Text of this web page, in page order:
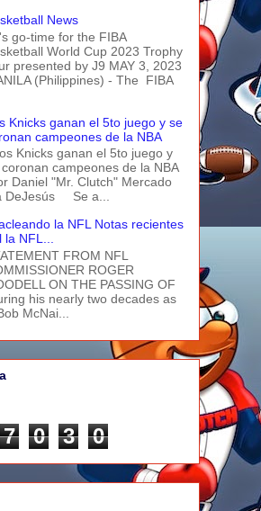
News
go-time for the FIBA
World Cup 2023 Trophy
presented by J9 MAY 3, 2023
(Philippines) - The FIBA
Knicks ganan el 5to juego y se
campeones de la NBA
Knicks ganan el 5to juego y
campeones de la NBA
Daniel "Mr. Clutch" Mercado
DeJesús Se a...
la NFL Notas recientes
la NFL...
FROM NFL
ROGER
ON THE PASSING OF
his nearly two decades as
McNai...
7 0 3 0